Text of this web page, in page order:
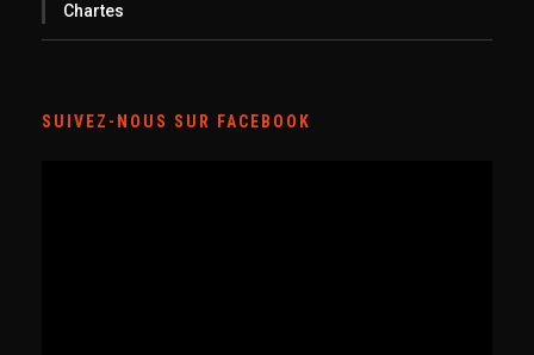
Chartes
SUIVEZ-NOUS SUR FACEBOOK